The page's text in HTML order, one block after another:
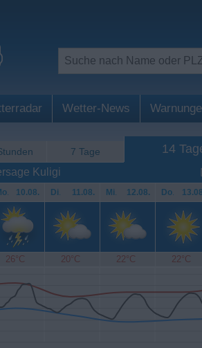
Wetter-News
7 Tage 14
Kuligi
. 10.08. Di. 11.08. Mi. 12.08. Do.
26°C 20°C 22°C 22°C